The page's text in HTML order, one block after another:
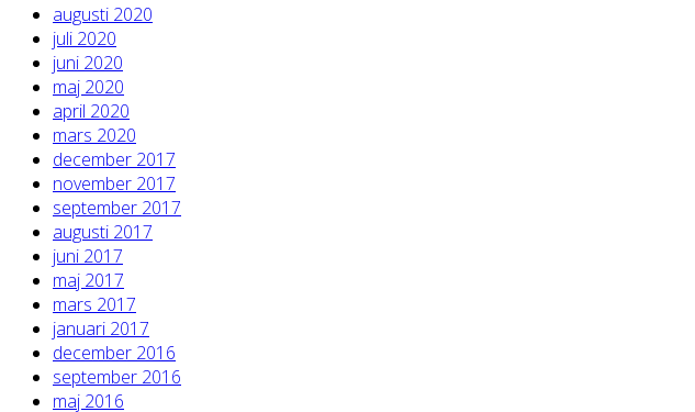
augusti 2020
juli 2020
juni 2020
maj 2020
april 2020
mars 2020
december 2017
november 2017
september 2017
augusti 2017
juni 2017
maj 2017
mars 2017
januari 2017
december 2016
september 2016
maj 2016